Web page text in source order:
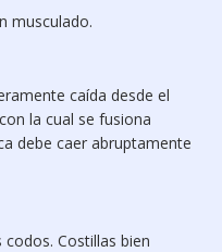
musculado.
caída desde el
la cual se fusiona
debe caer abruptamente
Costillas bien